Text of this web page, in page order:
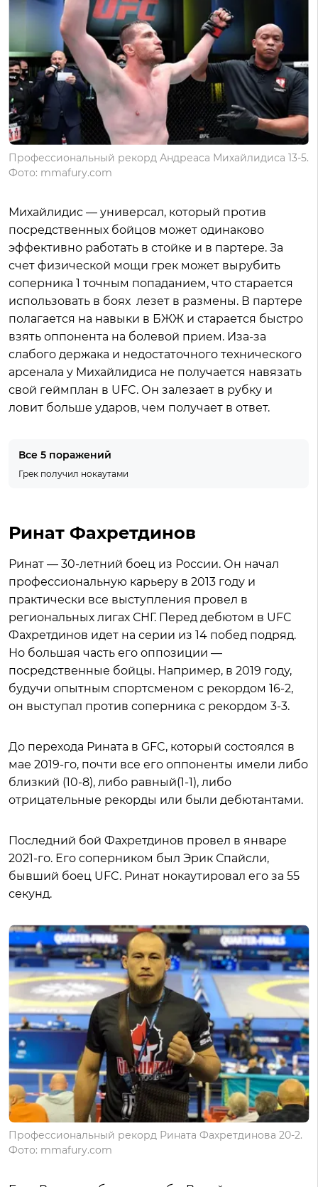
Профессиональный рекорд Андреаса Михайлидиса 13-5.
Фото: mmafury.com
Михайлидис — универсал, который против
посредственных бойцов может одинаково
эффективно работать в стойке и в партере. За
счет физической мощи грек может вырубить
соперника 1 точным попаданием, что старается
использовать в боях лезет в размены. В партере
полагается на навыки в БЖЖ и старается быстро
взять оппонента на болевой прием. Иза-за
слабого держака и недостаточного технического
арсенала у Михайлидиса не получается навязать
свой геймплан в UFC. Он залезает в рубку и
ловит больше ударов, чем получает в ответ.
Все 5 поражений
Грек получил нокаутами
Ринат Фахретдинов
Ринат — 30-летний боец из России. Он начал
профессиональную карьеру в 2013 году и
практически все выступления провел в
региональных лигах СНГ. Перед дебютом в UFC
Фахретдинов идет на серии из 14 побед подряд.
Но большая часть его оппозиции —
посредственные бойцы. Например, в 2019 году,
будучи опытным спортсменом с рекордом 16-2,
он выступал против соперника с рекордом 3-3.
До перехода Рината в GFC, который состоялся в
мае 2019-го, почти все его оппоненты имели либо
близкий (10-8), либо равный(1-1), либо
отрицательные рекорды или были дебютантами.
Последний бой Фахретдинов провел в январе
2021-го. Его соперником был Эрик Спайсли,
бывший боец UFC. Ринат нокаутировал его за 55
секунд.
Профессиональный рекорд Рината Фахретдинова 20-2.
Фото: mmafury.com